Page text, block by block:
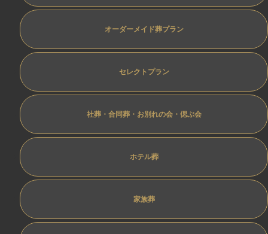
オーダーメイド葬プラン
セレクトプラン
社葬・合同葬・お別れの会・偲ぶ会
ホテル葬
家族葬